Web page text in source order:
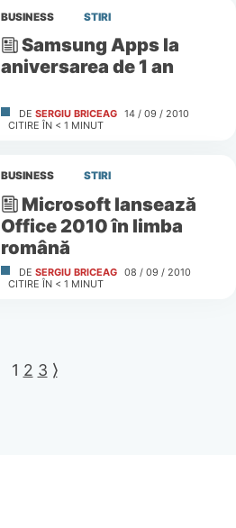
BUSINESS STIRI
Samsung Apps la
aniversarea de 1 an
DE SERGIU BRICEAG 14 / 09 / 2010
CITIRE ÎN < 1 MINUT
BUSINESS STIRI
Microsoft lansează
Office 2010 în limba
română
DE SERGIU BRICEAG 08 / 09 / 2010
CITIRE ÎN < 1 MINUT
1 2 3 ⟩